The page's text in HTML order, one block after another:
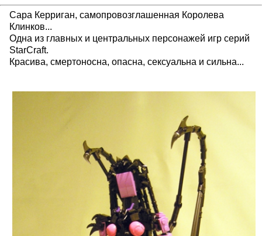
Сара Керриган, самопровозглашенная Королева
Клинков...
Одна из главных и центральных персонажей игр серий
StarCraft.
Красива, смертоносна, опасна, сексуальна и сильна...